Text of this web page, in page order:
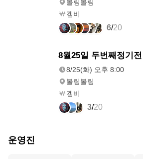
볼링볼링
겜비
6/20
8월25일 두번째정기전
8/25(화) 오후 8:00
볼링볼링
겜비
3/20
운영진